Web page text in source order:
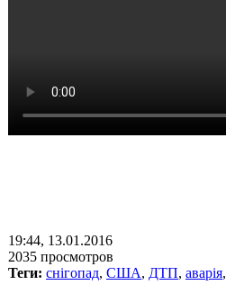
19:44, 13.01.2016
2035 просмотров
Теги: снігопад, США, ДТП, аварія,